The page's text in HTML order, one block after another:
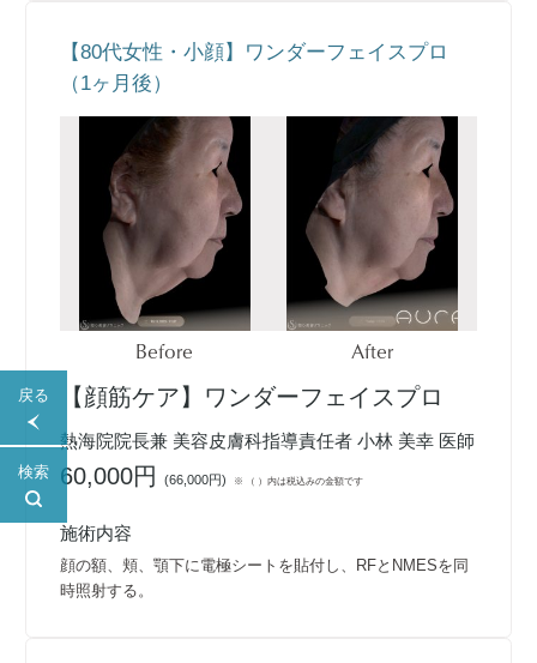
戻る
検索
【80代女性・小顔】ワンダーフェイスプロ
（1ヶ月後）
Before After
【顔筋ケア】ワンダーフェイスプロ
熱海院院長兼 美容皮膚科指導責任者 小林 美幸 医師
60,000円(66,000円) ※ （ ）内は税込みの金額です
施術内容
顔の額、頬、顎下に電極シートを貼付し、RFとNMESを同
時照射する。